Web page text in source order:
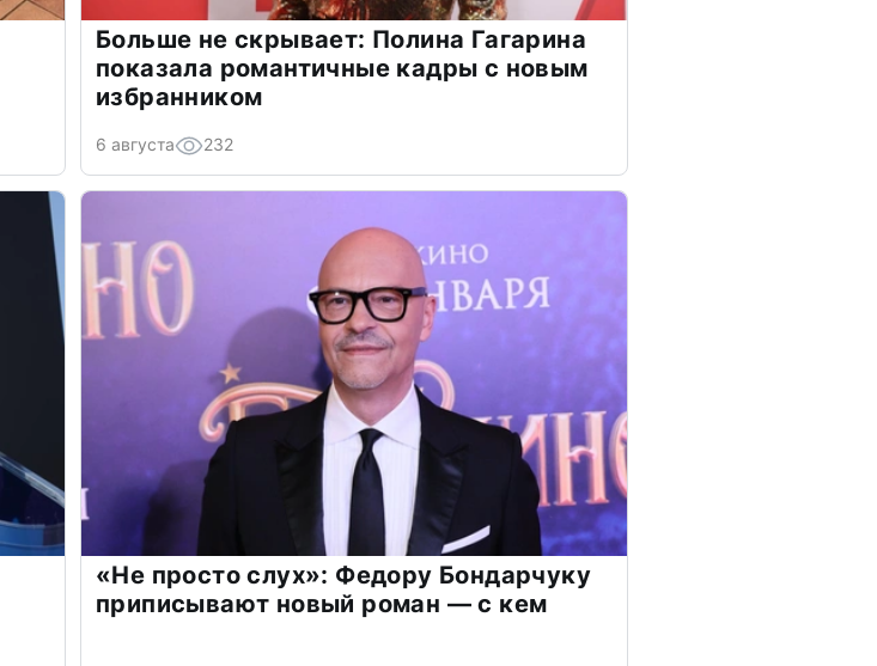
Больше не скрывает: Полина Гагарина
показала романтичные кадры с новым
избранником
6 августа 232
«Не просто слух»: Федору Бондарчуку
приписывают новый роман — с кем